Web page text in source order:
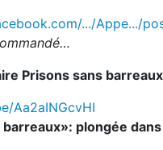
.../Appe.../
Prisons sans
Aa2aINGcvHI
barreaux»: plongée